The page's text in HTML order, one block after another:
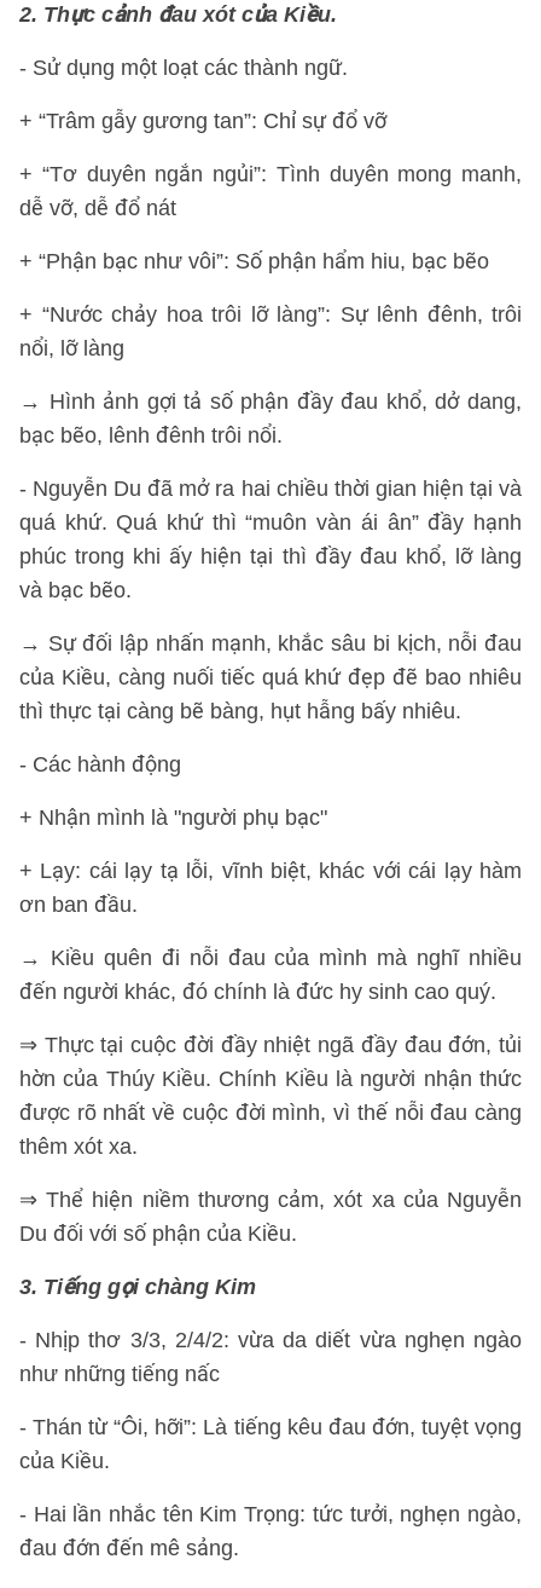
2. Thực cảnh đau xót của Kiều.
- Sử dụng một loạt các thành ngữ.
+ “Trâm gẫy gương tan”: Chỉ sự đổ vỡ
+ “Tơ duyên ngắn ngủi”: Tình duyên mong manh,
dễ vỡ, dễ đổ nát
+ “Phận bạc như vôi”: Số phận hẩm hiu, bạc bẽo
+ “Nước chảy hoa trôi lỡ làng”: Sự lênh đênh, trôi
nổi, lỡ làng
→ Hình ảnh gợi tả số phận đầy đau khổ, dở dang,
bạc bẽo, lênh đênh trôi nổi.
- Nguyễn Du đã mở ra hai chiều thời gian hiện tại và
quá khứ. Quá khứ thì “muôn vàn ái ân” đầy hạnh
phúc trong khi ấy hiện tại thì đầy đau khổ, lỡ làng
và bạc bẽo.
→ Sự đối lập nhấn mạnh, khắc sâu bi kịch, nỗi đau
của Kiều, càng nuối tiếc quá khứ đẹp đẽ bao nhiêu
thì thực tại càng bẽ bàng, hụt hẫng bấy nhiêu.
- Các hành động
+ Nhận mình là "người phụ bạc"
+ Lạy: cái lạy tạ lỗi, vĩnh biệt, khác với cái lạy hàm
ơn ban đầu.
→ Kiều quên đi nỗi đau của mình mà nghĩ nhiều
đến người khác, đó chính là đức hy sinh cao quý.
⇒ Thực tại cuộc đời đầy nhiệt ngã đầy đau đớn, tủi
hờn của Thúy Kiều. Chính Kiều là người nhận thức
được rõ nhất về cuộc đời mình, vì thế nỗi đau càng
thêm xót xa.
⇒ Thể hiện niềm thương cảm, xót xa của Nguyễn
Du đối với số phận của Kiều.
3. Tiếng gọi chàng Kim
- Nhịp thơ 3/3, 2/4/2: vừa da diết vừa nghẹn ngào
như những tiếng nấc
- Thán từ “Ôi, hỡi”: Là tiếng kêu đau đớn, tuyệt vọng
của Kiều.
- Hai lần nhắc tên Kim Trọng: tức tưởi, nghẹn ngào,
đau đớn đến mê sảng.